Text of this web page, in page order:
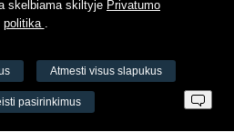
AEROMIX
skelbiama skiltyje Privatumo
politika .
Atmesti visus slapukus
pasirinkimus